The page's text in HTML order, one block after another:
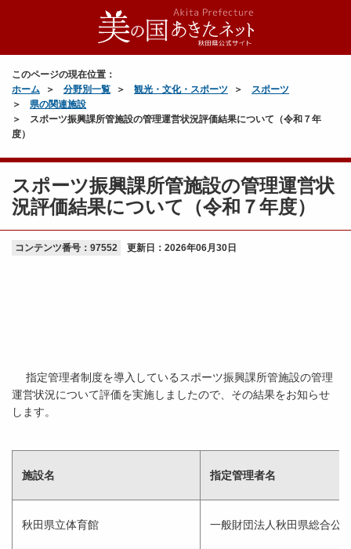
このページの現在位置：
ホーム
分野別一覧 観光・文化・スポーツ
スポーツ
県の関連施設
スポーツ振興課所管施設の管理運営状況評価結果について（令和７年
度）
スポーツ振興課所管施設の管理運営状
況評価結果について（令和７年度）
コンテンツ番号：97552 更新日： 2026年06月30日
指定管理者制度を導入しているスポーツ振興課所管施設の管理
運営状況について評価を実施しましたので、その結果をお知らせ
します。
施設名 指定管理者名
秋田県立体育館 一般財団法人秋田県総合公